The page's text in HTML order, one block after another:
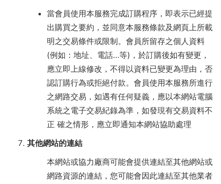
當會員使用本服務完成訂購程序，即表示已經提
出購買之要約，並同意本服務條款及網頁上所載
明之交易條件或限制。會員所留存之個人資料
(例如：地址、電話…等)，於訂購後如有變更，
應立即上線修改，不得以資料已變更為理由，否
認訂購行為或拒絕付款。會員使用本服務所進行
之網路交易，如遇有任何疑義，應以本網站電腦
系統之電子交易紀錄為準，如發現有交易資料不
正 確之情形，應立即通知本網站協助處理
其他網站的連結
本網站或協力廠商可能會提供連結至其他網站或
網路資源的連結，您可能會因此連結至其他業者